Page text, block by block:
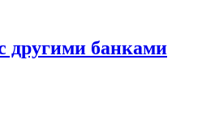
другими банками